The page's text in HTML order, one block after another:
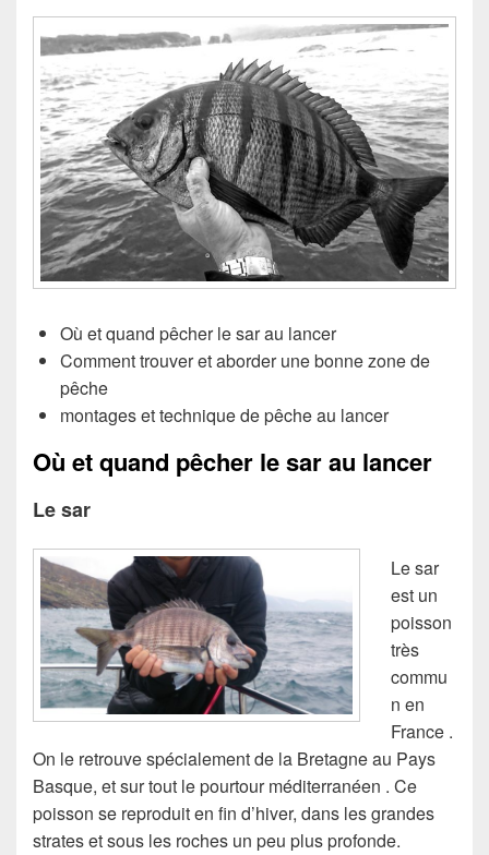
Où et quand pêcher le sar au lancer
Comment trouver et aborder une bonne zone de
pêche
montages et technique de pêche au lancer
Où et quand pêcher le sar au lancer
Le sar
Le sar
est un
poisson
très
commu
n en
France .
On le retrouve spécialement de la Bretagne au Pays
Basque, et sur tout le pourtour méditerranéen . Ce
poisson se reproduit en fin d’hiver, dans les grandes
strates et sous les roches un peu plus profonde.